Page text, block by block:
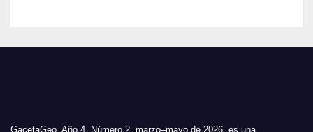
GacetaGeo, Año 4, Número 2, marzo–mayo de 2026, es una